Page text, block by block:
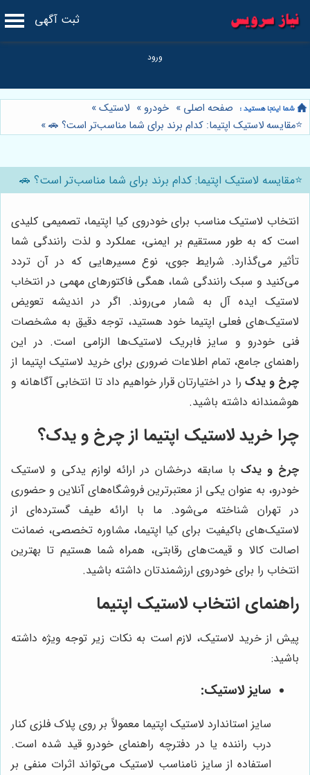
ثبت آگهی
صفحه اصلی » خودرو » لاستیک»
⭐️مقایسه لاستیک اپتیما: کدام برند برای شما مناسب‌تر است؟ 🚗»
⭐️مقایسه لاستیک اپتیما: کدام برند برای شما مناسب‌تر است؟ 🚗
انتخاب لاستیک مناسب برای خودروی کیا اپتیما، تصمیمی کلیدی
است که به طور مستقیم بر ایمنی، عملکرد و لذت رانندگی شما
تأثیر می‌گذارد. شرایط جوی، نوع مسیرهایی که در آن تردد
می‌کنید و سبک رانندگی شما، همگی فاکتورهای مهمی در انتخاب
لاستیک ایده آل به شمار می‌روند. اگر در اندیشه تعویض
لاستیک‌های فعلی اپتیما خود هستید، توجه دقیق به مشخصات
فنی خودرو و سایز فابریک لاستیک‌ها الزامی است. در این
راهنمای جامع، تمام اطلاعات ضروری برای خرید لاستیک اپتیما از
چرخ و یدک را در اختیارتان قرار خواهیم داد تا انتخابی آگاهانه و
هوشمندانه داشته باشید.
چرا خرید لاستیک اپتیما از چرخ و یدک؟
چرخ و یدک با سابقه درخشان در ارائه لوازم یدکی و لاستیک
خودرو، به عنوان یکی از معتبرترین فروشگاه‌های آنلاین و حضوری
در تهران شناخته می‌شود. ما با ارائه طیف گسترده‌ای از
لاستیک‌های باکیفیت برای کیا اپتیما، مشاوره تخصصی، ضمانت
اصالت کالا و قیمت‌های رقابتی، همراه شما هستیم تا بهترین
انتخاب را برای خودروی ارزشمندتان داشته باشید.
راهنمای انتخاب لاستیک اپتیما
پیش از خرید لاستیک، لازم است به نکات زیر توجه ویژه داشته
باشید:
سایز لاستیک:
سایز استاندارد لاستیک اپتیما معمولاً بر روی پلاک فلزی کنار
درب راننده یا در دفترچه راهنمای خودرو قید شده است.
استفاده از سایز نامناسب لاستیک می‌تواند اثرات منفی بر